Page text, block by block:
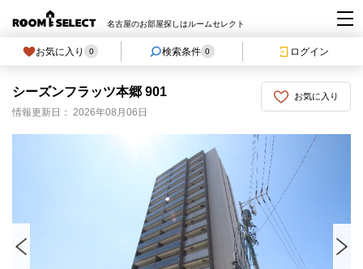
名古屋のお部屋探しはルームセレクト
お気に入り 0 検索条件 0 ログイン
お気に入り
シーズンフラッツ本郷 901
情報更新日： 2026年08月06日